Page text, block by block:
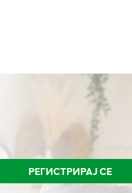
РЕГИСТРИРАЈ СЕ